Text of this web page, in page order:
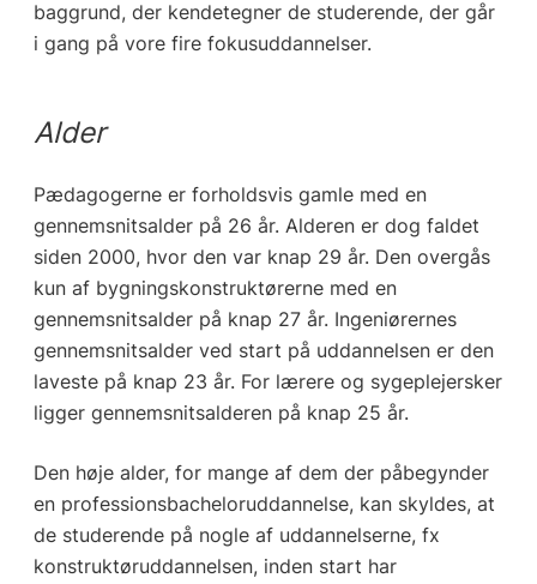
baggrund, der kendetegner de studerende, der går
i gang på vore fire fokusuddannelser.
Alder
Pædagogerne er forholdsvis gamle med en
gennemsnitsalder på 26 år. Alderen er dog faldet
siden 2000, hvor den var knap 29 år. Den overgås
kun af bygningskonstruktørerne med en
gennemsnitsalder på knap 27 år. Ingeniørernes
gennemsnitsalder ved start på uddannelsen er den
laveste på knap 23 år. For lærere og sygeplejersker
ligger gennemsnitsalderen på knap 25 år.
Den høje alder, for mange af dem der påbegynder
en professionsbacheloruddannelse, kan skyldes, at
de studerende på nogle af uddannelserne, fx
konstruktøruddannelsen, inden start har